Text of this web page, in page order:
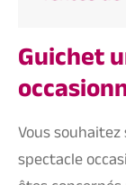
Guichet
Vous
spectacle